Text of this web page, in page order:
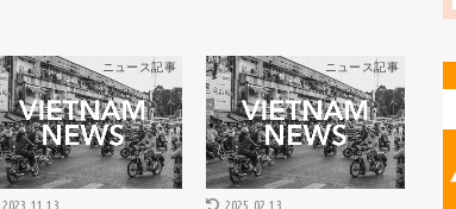
ニュース記事
2023.11.13
ニュース記事
2025.02.13